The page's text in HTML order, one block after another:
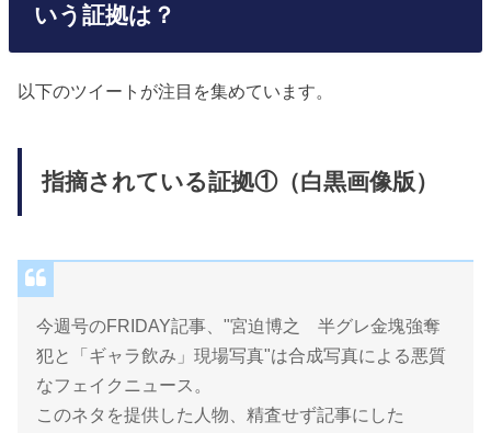
いう証拠は？
以下のツイートが注目を集めています。
指摘されている証拠①（白黒画像版）
今週号のFRIDAY記事、"宮迫博之 半グレ金塊強奪
犯と「ギャラ飲み」現場写真"は合成写真による悪質
なフェイクニュース。
このネタを提供した人物、精査せず記事にした